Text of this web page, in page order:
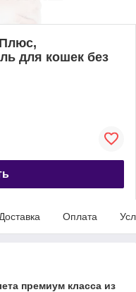
для кошек без
Доставка Оплата
премиум класса из